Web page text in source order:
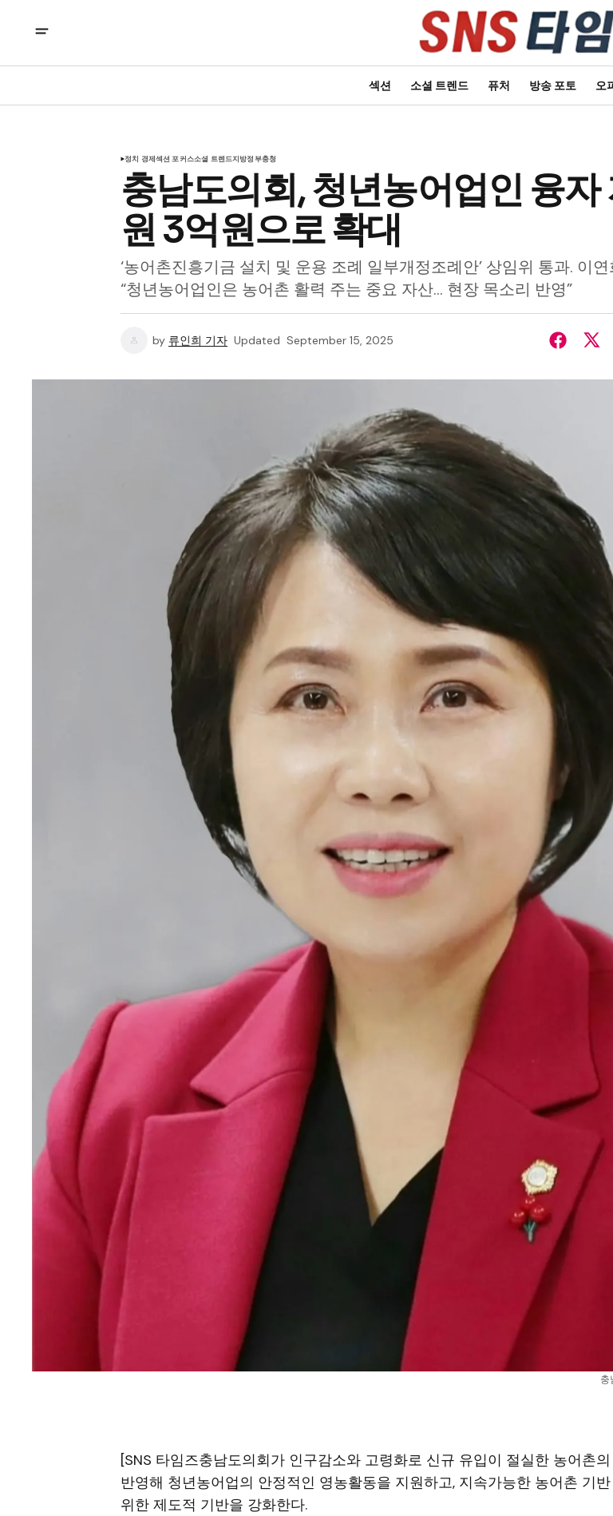
섹션 소셜 트렌드 퓨처 방송 포토 오
정치 경제섹션 포커스소셜 트렌드지방정부충청
충남도의회, 청년농어업인 융자
원 3억원으로 확대
‘농어촌진흥기금 설치 및 운용 조례 일부개정조례안’ 상임위 통과. 이연
“청년농어업인은 농어촌 활력 주는 중요 자산… 현장 목소리 반영”
by 류인희 기자 Updated September 15, 2025
충
[SNS 타임즈충남도의회가 인구감소와 고령화로 신규 유입이 절실한 농어촌
반영해 청년농어업의 안정적인 영농활동을 지원하고, 지속가능한 농어촌 기
위한 제도적 기반을 강화한다.